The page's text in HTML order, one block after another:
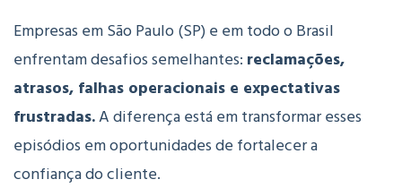
Empresas em São Paulo (SP) e em todo o Brasil
enfrentam desafios semelhantes: reclamações,
atrasos, falhas operacionais e expectativas
frustradas.A diferença está em transformar esses
episódios em oportunidades de fortalecer a
confiança do cliente.